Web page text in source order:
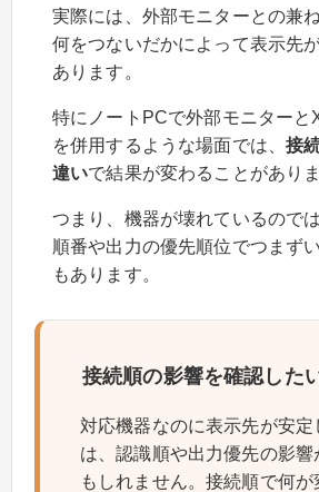
実際には、外部モニターとの兼
何をつないだかによって表示先
あります。
特にノートPCで外部モニターと
を併用するような場面では、接
違いで結果が変わることがありま
つまり、機器が壊れているので
順番や出力の優先順位でつまず
もあります。
接続順の影響を確認した
対応機器なのに表示先が安定
は、認識順や出力優先の影
もしれません。接続順で何